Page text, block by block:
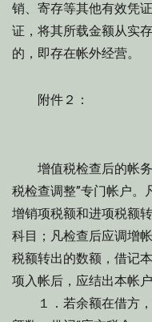
销、寄存等其他有效凭
证，将其所载金额从实
的，即存在帐外经营。
附件２：
增值税检
增值税检查后的帐务
税检查调整”专门帐户。
增销项税额和进项税额
科目；凡检查后应调增
税额转出的数额，借记
项入帐后，应结出本帐
１．若余额在借方，